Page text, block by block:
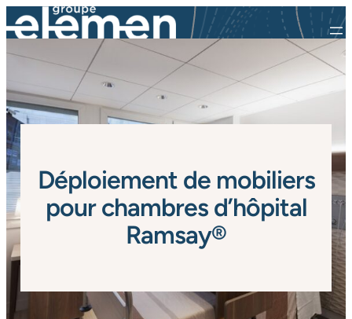
Déploiement de mobiliers
pour chambres d’hôpital
Ramsay®